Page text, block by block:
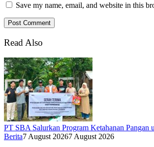
Save my name, email, and website in this
Read Also
PT SBA Salurkan Program Ketahanan
Berita7 August 20267 August 2026